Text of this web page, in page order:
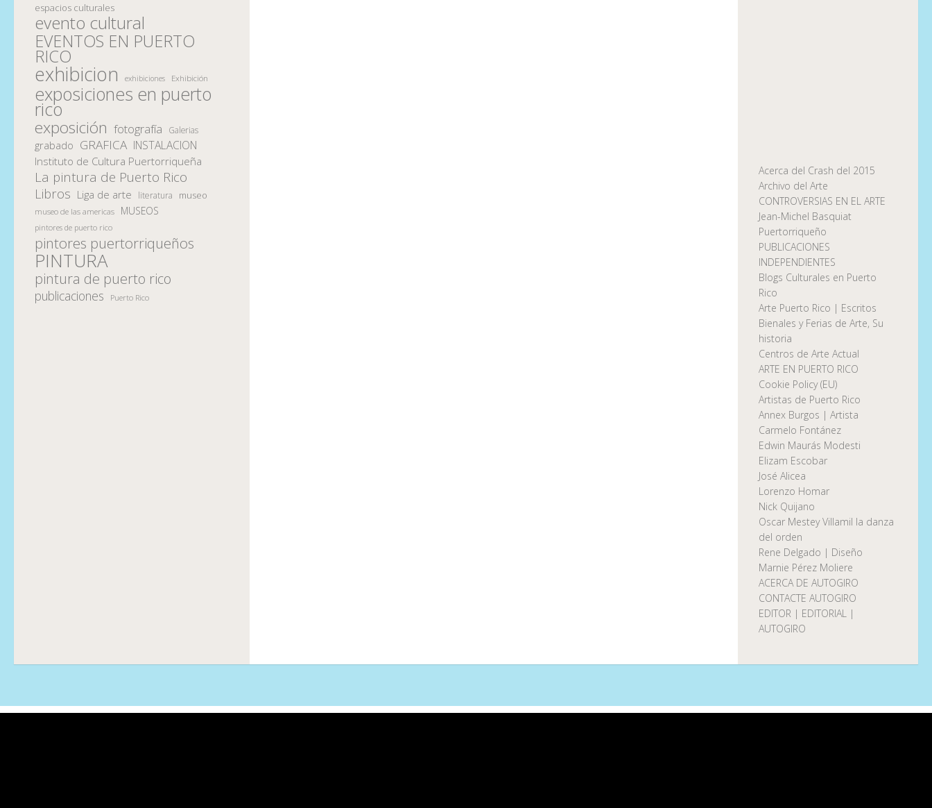
espacios culturales
evento cultural
EVENTOS EN PUERTO
RICO
exhibicion exhibiciones Exhibición
exposiciones en puerto
rico
exposición fotografía Galerias
grabado GRAFICA INSTALACION
Instituto de Cultura Puertorriqueña
La pintura de Puerto Rico
Libros Liga de arte literatura museo
museo de las americas MUSEOS
pintores de puerto rico
pintores puertorriqueños
PINTURA
pintura de puerto rico
publicaciones Puerto Rico
Acerca del Crash del 2015
Archivo del Arte
CONTROVERSIAS EN EL ARTE
Jean-Michel Basquiat
Puertorriqueño
PUBLICACIONES
INDEPENDIENTES
Blogs Culturales en Puerto
Rico
Arte Puerto Rico | Escritos
Bienales y Ferias de Arte, Su
historia
Centros de Arte Actual
ARTE EN PUERTO RICO
Cookie Policy (EU)
Artistas de Puerto Rico
Annex Burgos | Artista
Carmelo Fontánez
Edwin Maurás Modesti
Elizam Escobar
José Alicea
Lorenzo Homar
Nick Quijano
Oscar Mestey Villamil la danza
del orden
Rene Delgado | Diseño
Marnie Pérez Moliere
ACERCA DE AUTOGIRO
CONTACTE AUTOGIRO
EDITOR | EDITORIAL |
AUTOGIRO